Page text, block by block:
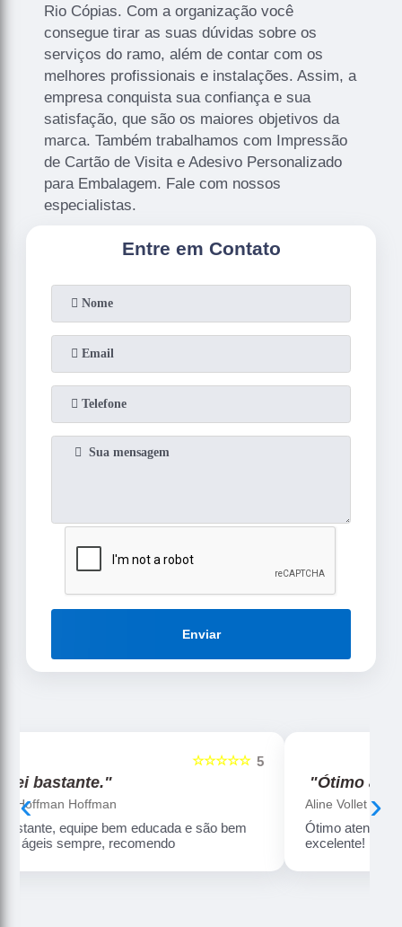
Rio Cópias. Com a organização você
consegue tirar as suas dúvidas sobre os
serviços do ramo, além de contar com os
melhores profissionais e instalações. Assim, a
empresa conquista sua confiança e sua
satisfação, que são os maiores objetivos da
marca. Também trabalhamos com Impressão
de Cartão de Visita e Adesivo Personalizado
para Embalagem. Fale com nossos
especialistas.
Entre em Contato
Enviar
"Ótimo atendimento."
Aline Vollet
Ótimo atendimento e qualidade dos produtos é
excelente!
‹ ›